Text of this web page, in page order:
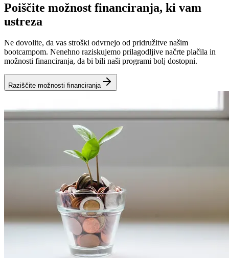
Poiščite možnost financiranja, ki vam
ustreza
Ne dovolite, da vas stroški odvrnejo od pridružitve našim
bootcampom. Nenehno raziskujemo prilagodljive načrte plačila in
možnosti financiranja, da bi bili naši programi bolj dostopni.
Raziščite možnosti financiranja